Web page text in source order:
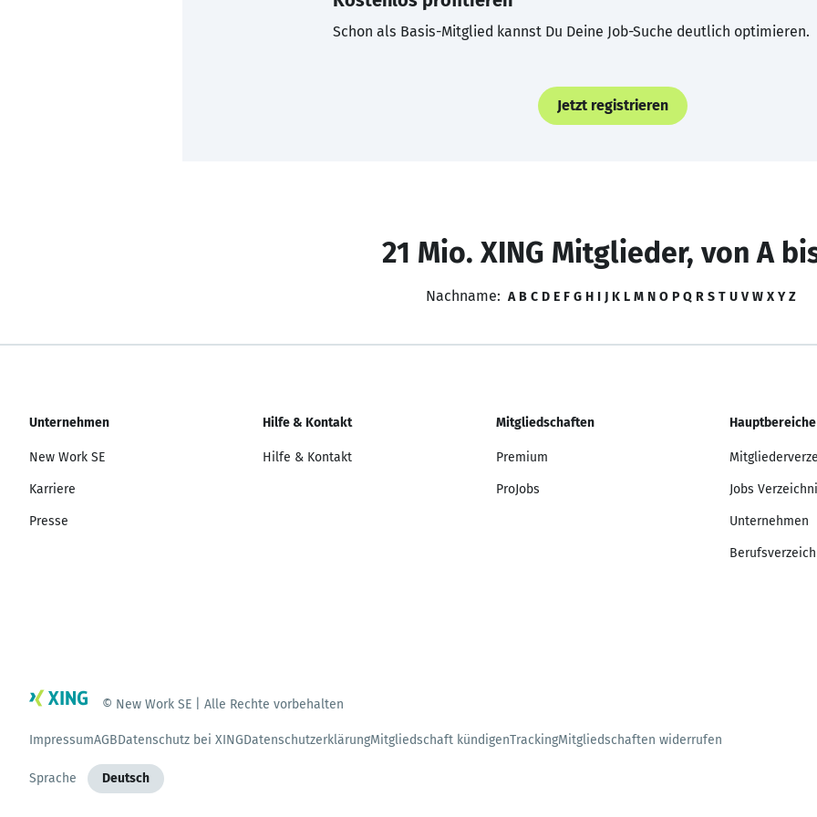
Schon als Basis-Mitglied kannst Du Deine Job-Suche deutlich optimieren.
Jetzt registrieren
21 Mio. XING Mitglieder, von A
Nachname: A B C D E F G H I J K L M N O P Q R S T U V W X Y Z
Unternehmen
New Work SE
Karriere
Presse
Hilfe & Kontakt
Hilfe & Kontakt
Mitgliedschaften
Premium
ProJobs
Hauptbereiche
Jobs
Unternehmen
© New Work SE | Alle Rechte vorbehalten
ImpressumAGBDatenschutz bei XINGDatenschutzerklärungMitgliedschaft kündigenTrackingMitgliedschaften widerrufen
Sprache Deutsch